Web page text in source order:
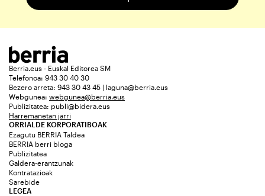
Berria.eus - Euskal Editorea SM
Telefonoa: 943 30 40 30
Bezero arreta: 943 30 43 45 | laguna@berria.eus
Webgunea: webgunea@berria.eus
Publizitatea: publi@bidera.eus
Harremanetan jarri
ORRIALDE KORPORATIBOAK
Ezagutu BERRIA Taldea
BERRIA berri bloga
Publizitatea
Galdera-erantzunak
Kontratazioak
Sarebide
LEGEA